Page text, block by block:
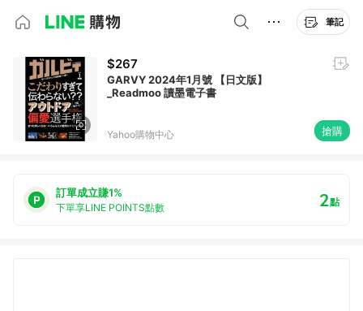
筆記
$267
GARVY 2024年1月號 【日文版】
_Readmoo 讀墨電子書
Yahoo購物中心 搶購
訂單成立賺1%
下單享LINE POINTS點數 2點